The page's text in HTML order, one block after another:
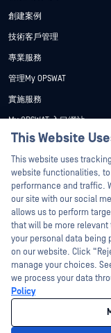
創建案例
技術客戶管理
專業服務
管理My OPSWAT
實施服務
My OPSWAT 入口網站
技術檔案
訓練
漏洞通報計畫
合作夥伴
認證
技術合作夥伴
管道合作夥伴計劃
©2026OPSWAT . 保留所有
MetaAccess、OPSWAT 、
World's Critical
DFI、RetroHunt、Deep File
This Website
This website uses
website functionalities,
performance and traffic.
our site with our social
allows us to perform
that will be more relevant
your personal data being
on our website. Click
manage your choices.
we process your data
Policy